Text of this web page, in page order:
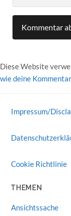
Diese Website
wie deine
Impressum/
Cookie Richtlinie
THEMEN
Ansichtssache